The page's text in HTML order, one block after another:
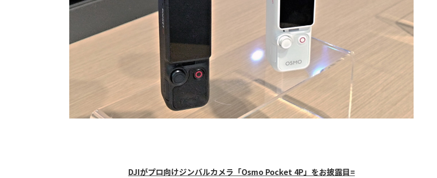
DJIがプロ向けジンバルカメラ「Osmo Pocket 4P」をお披露目=